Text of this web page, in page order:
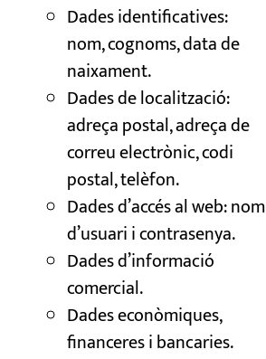
Dades identificatives:
nom, cognoms, data de
naixament.
Dades de localització:
adreça postal, adreça de
correu electrònic, codi
postal, telèfon.
Dades d’accés al web: nom
d’usuari i contrasenya.
Dades d’informació
comercial.
Dades econòmiques,
financeres i bancaries.